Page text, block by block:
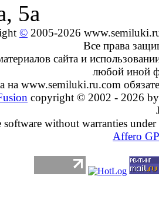
5а
© 2005-2026
Все права
сайта и
любой иной
на www.semiluki.ru.com
copyright © 2002 - 2026
software without warranties under
Affero